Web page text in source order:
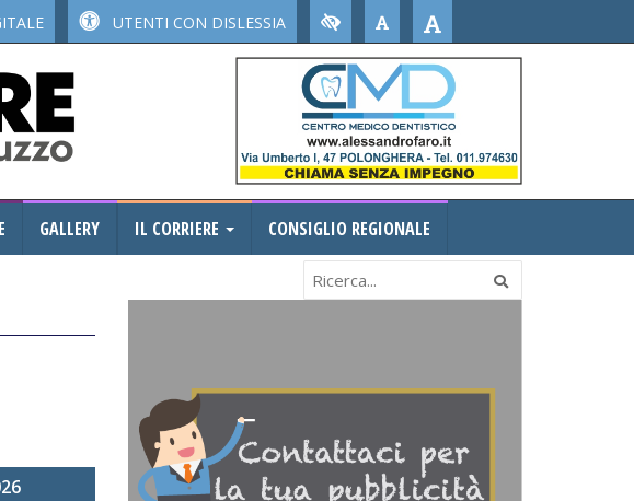
UTENTI CON DISLESSIA
GALLERY IL CORRIERE CONSIGLIO REGIONALE